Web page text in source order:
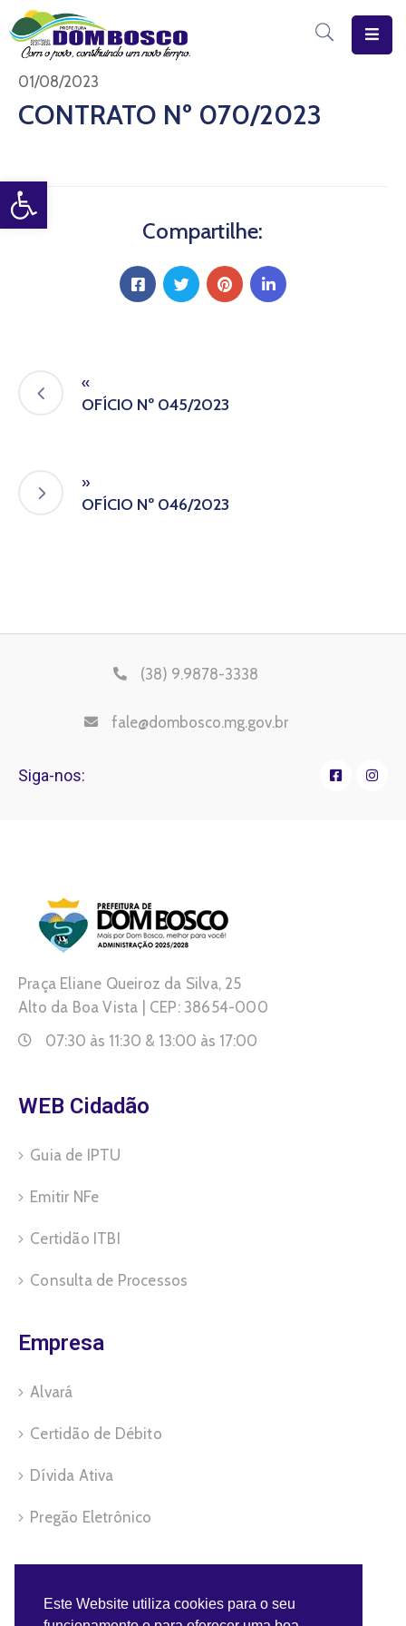
Open toolbar
Início
O
Estrutura
Diário
01/08/2023
CONTRATO Nº 070/2023
Compartilhe:
«
OFÍCIO Nº 045/2023
»
OFÍCIO Nº 046/2023
(38) 9.9878-3338
fale@dombosco.mg.gov.br
Siga-nos:
Praça Eliane Queiroz da Silva, 25
Alto da Boa Vista | CEP: 38654-000
07:30 às 11:30 & 13:00 às 17:00
WEB Cidadão
Guia de IPTU
Emitir NFe
Certidão ITBI
Consulta de Processos
Empresa
Alvará
Certidão de Débito
Dívida Ativa
Pregão Eletrônico
Este Website utiliza cookies para o seu